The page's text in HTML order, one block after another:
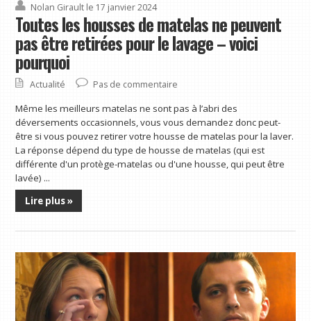
Nolan Girault le 17 janvier 2024
Toutes les housses de matelas ne peuvent
pas être retirées pour le lavage – voici
pourquoi
Actualité Pas de commentaire
Même les meilleurs matelas ne sont pas à l’abri des
déversements occasionnels, vous vous demandez donc peut-
être si vous pouvez retirer votre housse de matelas pour la laver.
La réponse dépend du type de housse de matelas (qui est
différente d'un protège-matelas ou d'une housse, qui peut être
lavée) ...
Lire plus »